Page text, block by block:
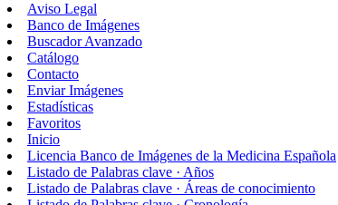
Aviso Legal
Banco de Imágenes
Buscador Avanzado
Catálogo
Contacto
Enviar Imágenes
Estadísticas
Favoritos
Inicio
Licencia Banco de Imágenes de la Medicina Española
Listado de Palabras clave · Años
Listado de Palabras clave · Áreas de conocimiento